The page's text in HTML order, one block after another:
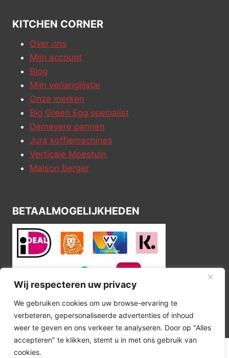
Wij respecteren uw privacy
We gebruiken cookies om uw browse-ervaring te
verbeteren, gepersonaliseerde advertenties of inhoud
weer te geven en ons verkeer te analyseren. Door op "Alles
accepteren" te klikken, stemt u in met ons gebruik van
cookies.
KITCHEN CORNER
Over ons
Mijn account
Blog
Mijn verlanglijstje
Onze merken
Big Green Egg specialist
Demeyere pannen
Jura koffiemachines
Verticale Moestuin
Maison Berger
BETAALMOGELIJKHEDEN